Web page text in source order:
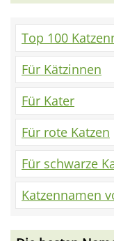
Top 100
Für Kätzinnen
Für Kater
Für rote Katzen
Für schwarze
Katzennamen